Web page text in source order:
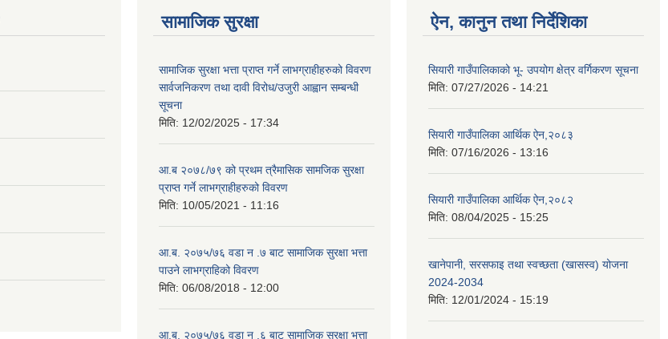
सामाजिक सुरक्षा
सामाजिक सुरक्षा भत्ता प्राप्त गर्ने लाभग्राहीहरुको विवरण
सार्वजनिकरण तथा दावी विरोध/उजुरी आह्वान सम्बन्धी
सूचना
मिति: 12/02/2025 - 17:34
आ.ब २०७८/७९ को प्रथम त्रैमासिक सामजिक सुरक्षा
प्राप्त गर्ने लाभग्राहीहरुको विवरण
मिति: 10/05/2021 - 11:16
आ.ब. २०७५/७६ वडा न .७ बाट सामाजिक सुरक्षा भत्ता
पाउने लाभग्राहिको विवरण
मिति: 06/08/2018 - 12:00
आ.ब. २०७५/७६ वडा न .६ बाट सामाजिक सुरक्षा भत्ता
ऐन, कानुन तथा निर्देशिका
सियारी गाउँपालिकाको भू- उपयोग क्षेत्र वर्गिकरण सूचना
मिति: 07/27/2026 - 14:21
सियारी गाउँपालिका आर्थिक ऐन,२०८३
मिति: 07/16/2026 - 13:16
सियारी गाउँपालिका आर्थिक ऐन,२०८२
मिति: 08/04/2025 - 15:25
खानेपानी, सरसफाइ तथा स्वच्छता (खासस्व) योजना
2024-2034
मिति: 12/01/2024 - 15:19